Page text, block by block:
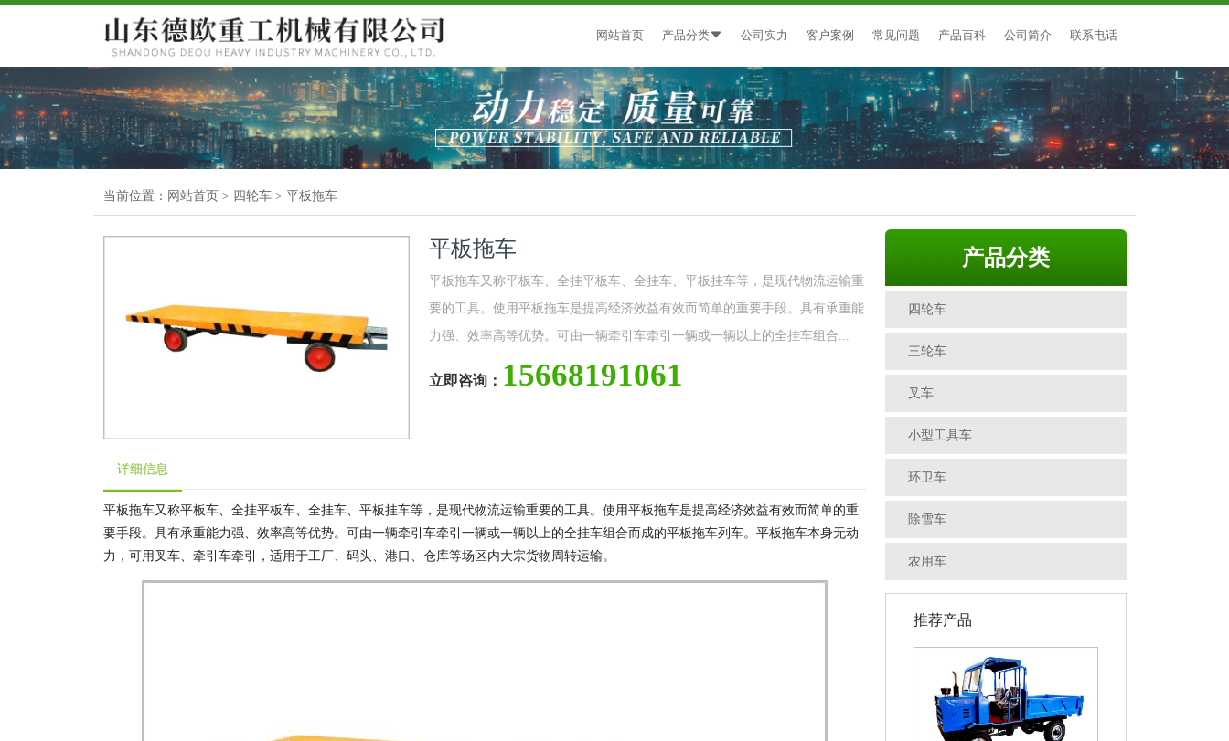
网站首页 产品分类 公司实力 客户案例 常见问题 产品百科 公司简介 联系电话
当前位置： 网站首页 > 四轮车> 平板拖车
平板拖车
平板拖车又称平板车、全挂平板车、全挂车、平板挂车等，是现代物流运输重
要的工具。使用平板拖车是提高经济效益有效而简单的重要手段。具有承重能
力强、效率高等优势。可由一辆牵引车牵引一辆或一辆以上的全挂车组合...
立即咨询： 15668191061
详细信息
平板拖车又称平板车、全挂平板车、全挂车、平板挂车等，是现代物流运输重要的工具。使用平板拖车是提高经济效益有效而简单的重
要手段。具有承重能力强、效率高等优势。可由一辆牵引车牵引一辆或一辆以上的全挂车组合而成的平板拖车列车。平板拖车本身无动
力，可用叉车、牵引车牵引，适用于工厂、码头、港口、仓库等场区内大宗货物周转运输。
产品分类
四轮车
三轮车
叉车
小型工具车
环卫车
除雪车
农用车
推荐产品